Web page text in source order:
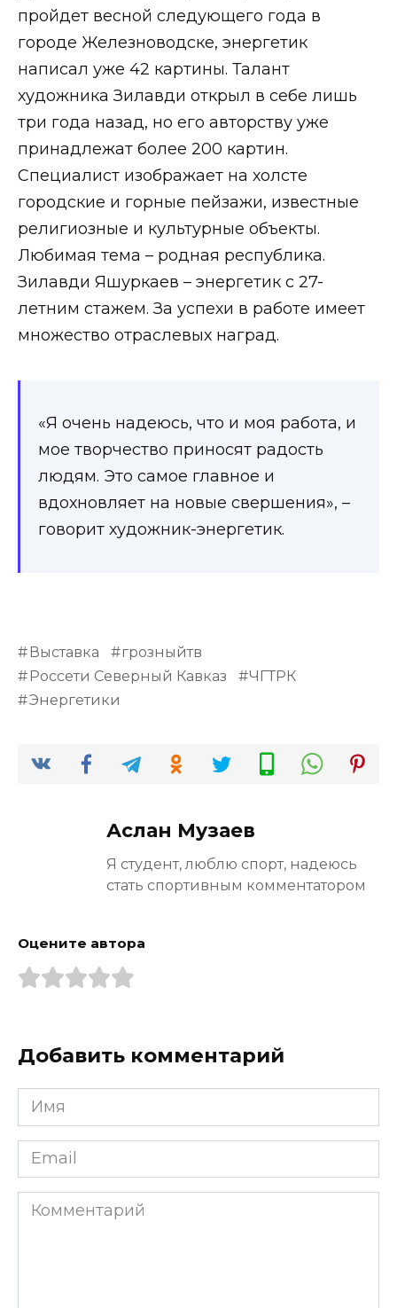
пройдет весной следующего года в
городе Железноводске, энергетик
написал уже 42 картины. Талант
художника Зилавди открыл в себе лишь
три года назад, но его авторству уже
принадлежат более 200 картин.
Специалист изображает на холсте
городские и горные пейзажи, известные
религиозные и культурные объекты.
Любимая тема – родная республика.
Зилавди Яшуркаев – энергетик с 27-
летним стажем. За успехи в работе имеет
множество отраслевых наград.
«Я очень надеюсь, что и моя работа, и
мое творчество приносят радость
людям. Это самое главное и
вдохновляет на новые свершения», –
говорит художник-энергетик.
Выставка
грозныйтв
Россети Северный Кавказ
ЧГТРК
Энергетики
Аслан Музаев
Я студент, люблю спорт, надеюсь
стать спортивным комментатором
Оцените автора
Добавить комментарий
Имя
*
Email
*
Комментарий